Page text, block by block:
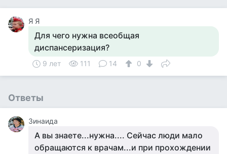
Я Я
Для чего нужна всеобщая
диспансеризация?
9 лет 111 14 0
Ответы
Зинаида
А вы знаете...нужна.... Сейчас люди мало
обращаются к врачам...и при прохождении